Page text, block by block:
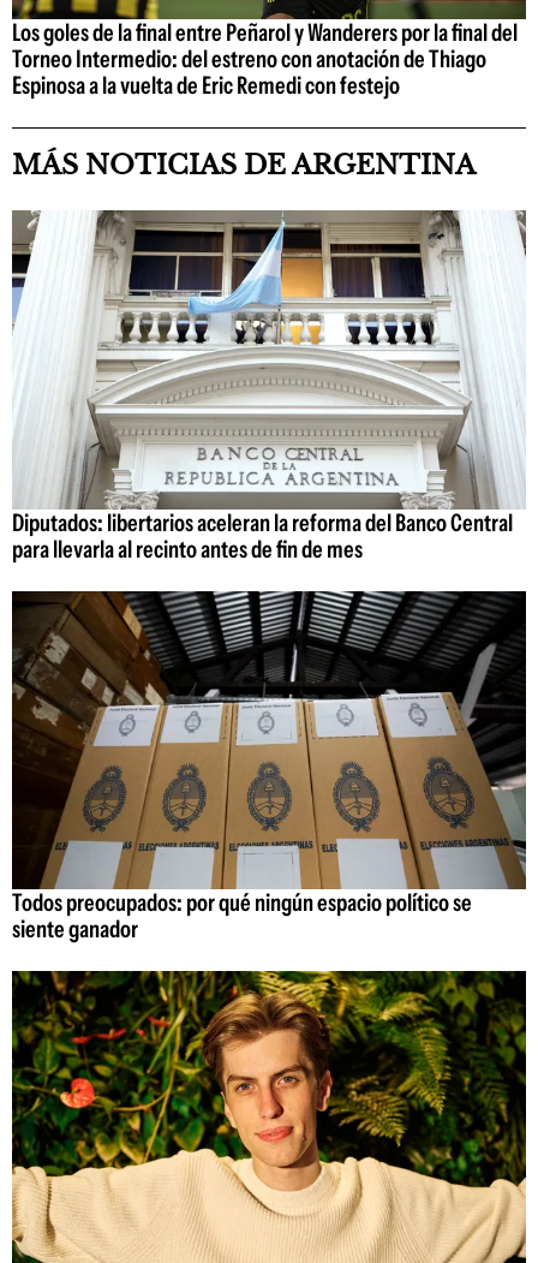
Los goles de la final entre Peñarol y Wanderers por la final del
Torneo Intermedio: del estreno con anotación de Thiago
Espinosa a la vuelta de Eric Remedi con festejo
MÁS NOTICIAS DE ARGENTINA
Diputados: libertarios aceleran la reforma del Banco Central
para llevarla al recinto antes de fin de mes
Todos preocupados: por qué ningún espacio político se
siente ganador